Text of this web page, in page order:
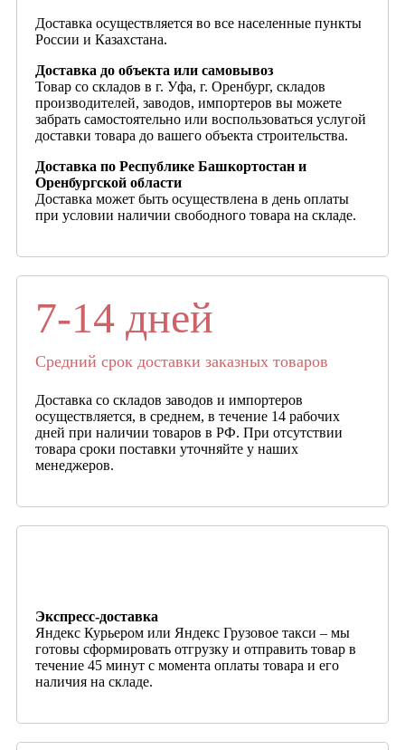
Доставка осуществляется во все населенные пункты
России и Казахстана.
Доставка до объекта или самовывоз
Товар со складов в г. Уфа, г. Оренбург, складов
производителей, заводов, импортеров вы можете
забрать самостоятельно или воспользоваться услугой
доставки товара до вашего объекта строительства.
Доставка по Республике Башкортостан и
Оренбургской области
Доставка может быть осуществлена в день оплаты
при условии наличии свободного товара на складе.
7-14 дней
Средний срок доставки заказных товаров
Доставка со складов заводов и импортеров
осуществляется, в среднем, в течение 14 рабочих
дней при наличии товаров в РФ. При отсутствии
товара сроки поставки уточняйте у наших
менеджеров.
Экспресс-доставка
Яндекс Курьером или Яндекс Грузовое такси – мы
готовы сформировать отгрузку и отправить товар в
течение 45 минут с момента оплаты товара и его
наличия на складе.